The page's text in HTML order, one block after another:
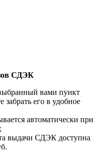
СДЭК
вами пункт
его в удобное
автоматически при
выдачи СДЭК доступна